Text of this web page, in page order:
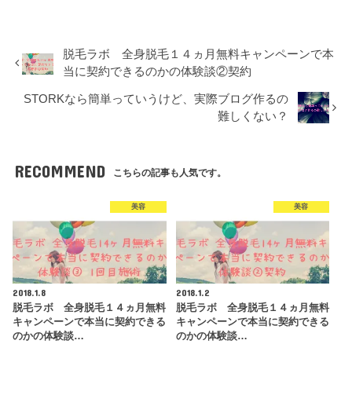
脱毛ラボ 全身脱毛１４ヵ月無料キャンペーンで本
当に契約できるのかの体験談②契約
STORKなら簡単っていうけど、実際ブログ作るの
難しくない？
RECOMMEND こちらの記事も人気です。
美容
2018.1.8
脱毛ラボ 全身脱毛１４ヵ月無料
キャンペーンで本当に契約できる
のかの体験談…
美容
2018.1.2
脱毛ラボ 全身脱毛１４ヵ月無料
キャンペーンで本当に契約できる
のかの体験談…